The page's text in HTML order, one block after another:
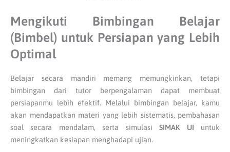
Mengikuti Bimbingan Belajar
(Bimbel) untuk Persiapan yang Lebih
Optimal
Belajar secara mandiri memang memungkinkan, tetapi
bimbingan dari tutor berpengalaman dapat membuat
persiapanmu lebih efektif. Melalui bimbingan belajar, kamu
akan mendapatkan materi yang lebih sistematis, pembahasan
soal secara mendalam, serta simulasiSIMAK UI untuk
meningkatkan kesiapan menghadapi ujian.